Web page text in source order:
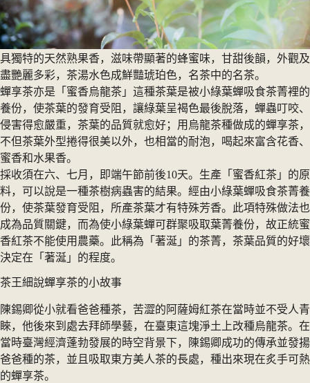
具獨特的天然熟果香，滋味帶顯著的蜂蜜味，甘甜後韻，外觀及
盡艷麗多彩，茶湯水色成鮮豔琥珀色，名茶中的名茶。
蟬享茶亦是「蜜香烏龍茶」這種茶葉是被小綠葉蟬吸食茶菁裡的
養份，使茶葉的發育受阻，讓綠葉呈褐色最後脫落，蟬蟲叮咬、
侵害得愈嚴重，茶葉的品質就愈好；用烏龍茶種做成的蟬享茶，
不但茶葉外型捲得很美以外，也相當的耐泡，喝起來富含花香、
蜜香和水果香。
採收須在六、七月，即端午節前後10天。生產「蜜香紅茶」的原
料，可以說是一種茶樹病蟲害的結果。經由小綠葉蟬吸食茶菁養
份，使茶葉發育受阻，所產茶葉才有特殊芳香。此項特殊做法也
成為品質關鍵，而為使小綠葉蟬可群聚吸取葉菁養份，故正統蜜
香紅茶不能使用農藥。此稱為「著涎」的茶菁，茶葉品質的好壞
決定在「著涎」的程度。
茶王細說蟬享茶的小故事
陳錫卿從小就看爸爸種茶，苦澀的阿薩姆紅茶在當時並不受人青
睞，他後來到處去拜師學藝，在臺東這塊淨土上改種烏龍茶。在
當時臺灣經濟蓬勃發展的時空背景下，陳錫卿成功的傳承並發揚
爸爸種的茶，並且吸取東方美人茶的長處，種出來現在炙手可熱
的蟬享茶。